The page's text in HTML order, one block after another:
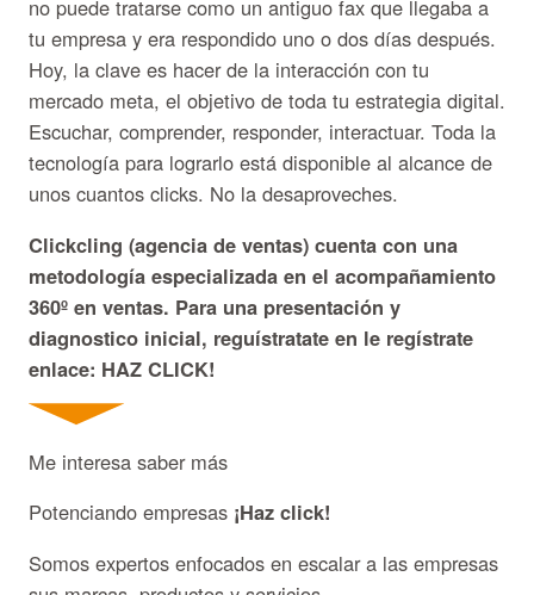
no puede tratarse como un antiguo fax que llegaba a
tu empresa y era respondido uno o dos días después.
Hoy, la clave es hacer de la interacción con tu
mercado meta, el objetivo de toda tu estrategia digital.
Escuchar, comprender, responder, interactuar. Toda la
tecnología para lograrlo está disponible al alcance de
unos cuantos clicks. No la desaproveches.
Clickcling (agencia de ventas) cuenta con una
metodología especializada en el acompañamiento
360º en ventas. Para una presentación y
diagnostico inicial, reguístratate en le regístrate
enlace: HAZ CLICK!
Me interesa saber más
Potenciando empresas ¡Haz click!
Somos expertos enfocados en escalar a las empresas